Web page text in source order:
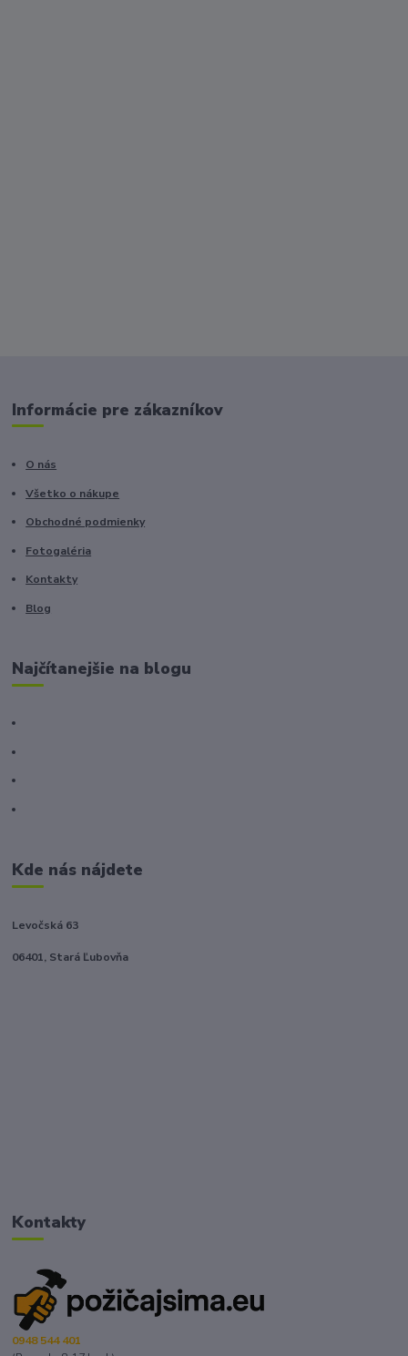
Informácie pre zákazníkov
O nás
Všetko o nákupe
Obchodné podmienky
Fotogaléria
Kontakty
Blog
Najčítanejšie na blogu
Kde nás nájdete
Levočská 63
06401, Stará Ľubovňa
Kontakty
0948 544 401